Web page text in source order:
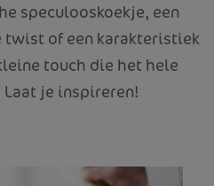
speculooskoekje, een
twist of een karakteristiek
touch die het hele
je inspireren!